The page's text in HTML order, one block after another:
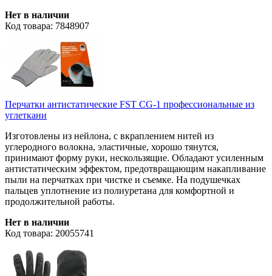
Нет в наличии
Код товара: 7848907
Перчатки антистатические FST CG-1 профессиональные из
углеткани
Изготовлены из нейлона, с вкраплением нитей из
углеродного волокна, эластичные, хорошо тянутся,
принимают форму руки, нескользящие. Обладают усиленным
антистатическим эффектом, предотвращающим накапливание
пыли на перчатках при чистке и съемке. На подушечках
пальцев уплотнение из полиуретана для комфортной и
продолжительной работы.
Нет в наличии
Код товара: 20055741